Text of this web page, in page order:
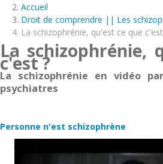
Accueil
Droit de comprendre || Les
La schizophrénie, qu'est ce que
La schizophrénie,
c'est ?
La schizophrénie en vidéo
psychiatres
Personne n'est schizophrène